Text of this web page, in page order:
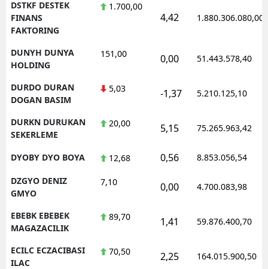
DSTKF DESTEK
FINANS
FAKTORING
1.700,00
4,42 1.880.306.080,00
DUNYH DUNYA
HOLDING
151,00 0,00 51.443.578,40
DURDO DURAN
DOGAN BASIM
5,03 -1,37 5.210.125,10
DURKN DURUKAN
SEKERLEME
20,00 5,15 75.265.963,42
DYOBY DYO BOYA 12,68 0,56 8.853.056,54
DZGYO DENIZ
GMYO
7,10 0,00 4.700.083,98
EBEBK EBEBEK
MAGAZACILIK
89,70 1,41 59.876.400,70
ECILC ECZACIBASI
ILAC
70,50 2,25 164.015.900,50